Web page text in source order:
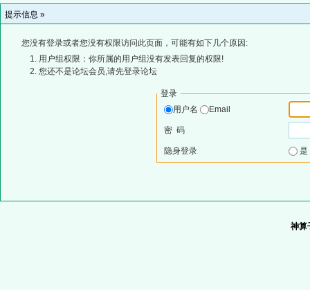
提示信息 »
您没有登录或者您没有权限访问此页面，可能有如下几个原因:
用户组权限：你所属的用户组没有发表回复的权限!
您还不是论坛会员,请先登录论坛
登录
用户名
Email
密 码
隐身登录
神算